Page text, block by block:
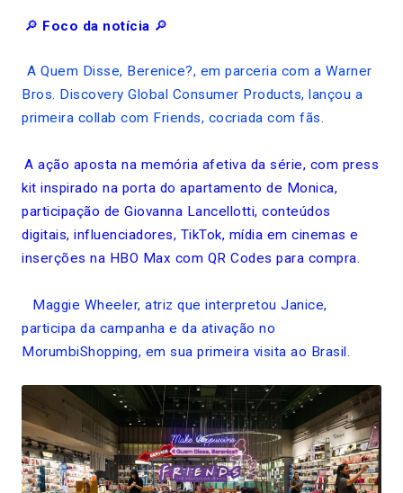
🔎 Foco da notícia 🔎
A Quem Disse, Berenice?, em parceria com a Warner
Bros. Discovery Global Consumer Products, lançou a
primeira collab com Friends, cocriada com fãs.
A ação aposta na memória afetiva da série, com press
kit inspirado na porta do apartamento de Monica,
participação de Giovanna Lancellotti, conteúdos
digitais, influenciadores, TikTok, mídia em cinemas e
inserções na HBO Max com QR Codes para compra.
Maggie Wheeler, atriz que interpretou Janice,
participa da campanha e da ativação no
MorumbiShopping, em sua primeira visita ao Brasil.